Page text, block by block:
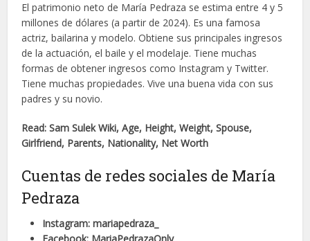
El patrimonio neto de María Pedraza se estima entre 4 y 5
millones de dólares (a partir de 2024). Es una famosa
actriz, bailarina y modelo. Obtiene sus principales ingresos
de la actuación, el baile y el modelaje. Tiene muchas
formas de obtener ingresos como Instagram y Twitter.
Tiene muchas propiedades. Vive una buena vida con sus
padres y su novio.
Read: Sam Sulek Wiki, Age, Height, Weight, Spouse,
Girlfriend, Parents, Nationality, Net Worth
Cuentas de redes sociales de María
Pedraza
Instagram: mariapedraza_